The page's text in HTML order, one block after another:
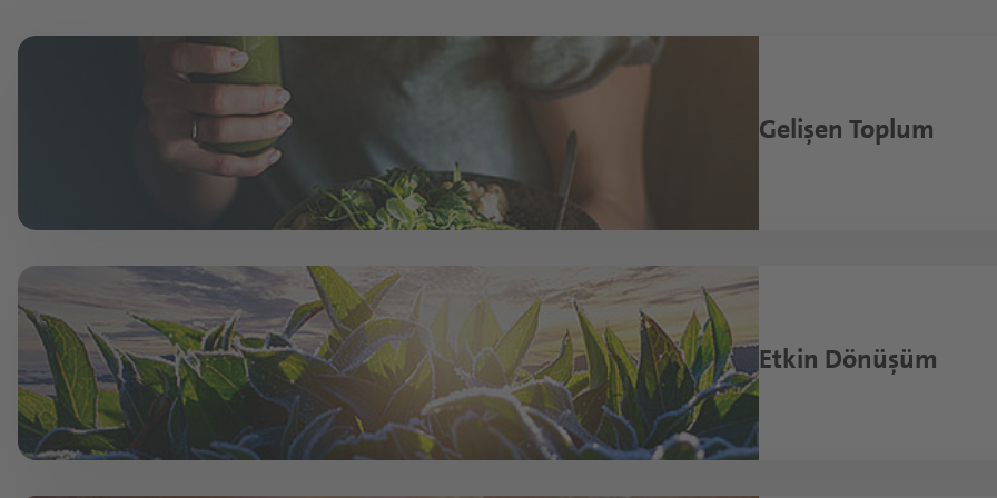
Gelişen Toplum
Tüm insanlar için bitki bazlı beslenme sunuyor ve böylece sürdürülebilir
bulunuyoruz.
İnsan haklarına saygı göstermek
İşleri adil ve şeffaf bir şekilde yürütmek
Çeşitlik içeren ve kapsayıcı bir iş yerini teşvik etmek
Çekici bir çalışma kültürü yaratmak
Etkin Dönüşüm